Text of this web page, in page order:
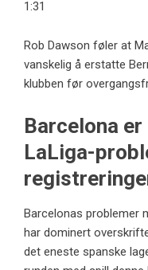
1:31
Rob Dawson føler at
vanskelig å erstatte
klubben før
Barcelona
LaLiga-
Barcelonas problemer
har dominert
det eneste spanske